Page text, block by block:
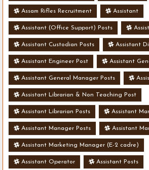
Assam Rifles Recruitment Assistant
Assistant (Office Support) Posts
Assistant Custodian Posts Assistant
Assistant Engineer Post Assistant
Assistant General Manager Posts
Assistant Librarian & Non Teaching Post
Assistant Librarian Posts Assistant
Assistant Manager Posts Assistant
Assistant Marketing Manager (E-2 cadre)
Assistant Operator Assistant Posts